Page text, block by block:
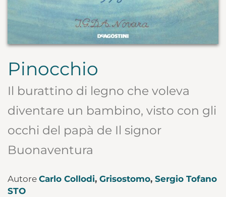
Pinocchio
Il burattino di legno che voleva
diventare un bambino, visto con gli
occhi del papà de Il signor
Buonaventura
Autore Carlo Collodi, Grisostomo, Sergio Tofano
STO